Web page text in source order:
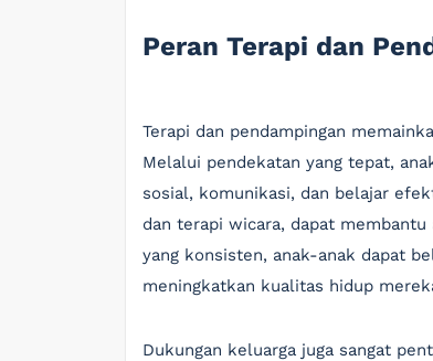
Peran Terapi dan
Terapi dan pendampingan
Melalui pendekatan yang tepat,
sosial, komunikasi, dan belajar
dan terapi wicara, dapat
yang konsisten, anak-anak dapat
meningkatkan kualitas hidup
Dukungan keluarga juga sangat